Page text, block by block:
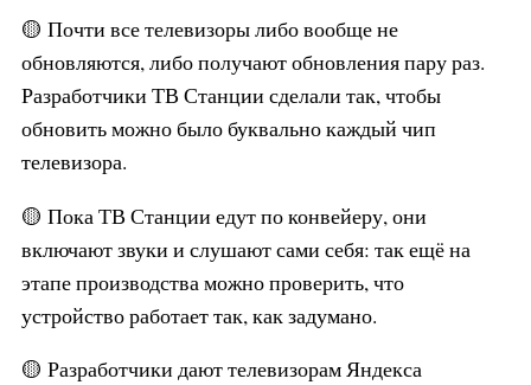
🟡 Почти все телевизоры либо вообще не
обновляются, либо получают обновления пару раз.
Разработчики ТВ Станции сделали так, чтобы
обновить можно было буквально каждый чип
телевизора.
🟡 Пока ТВ Станции едут по конвейеру, они
включают звуки и слушают сами себя: так ещё на
этапе производства можно проверить, что
устройство работает так, как задумано.
🟡 Разработчики дают телевизорам Яндекса